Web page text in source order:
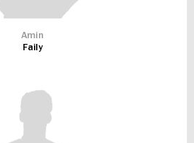
Amin
Faily